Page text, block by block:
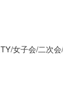
女子会/二次